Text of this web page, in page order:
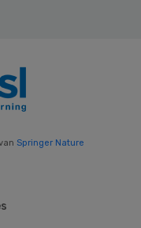
Springer Nature